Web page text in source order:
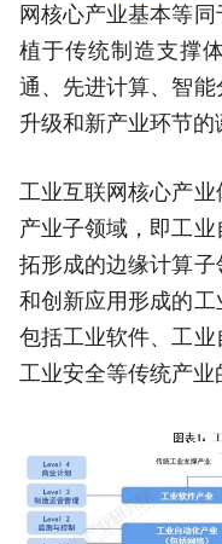
网核心产业基本等
植于传统制造支撑
通、先进计算、智
升级和新产业环节的
工业互联网核心产
产业子领域，即工
拓形成的边缘计算
和创新应用形成的
包括工业软件、工业
工业安全等传统产业